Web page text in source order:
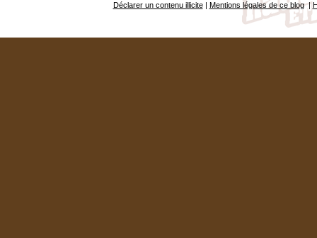
Déclarer un contenu illicite| Mentions légales de ce blog|